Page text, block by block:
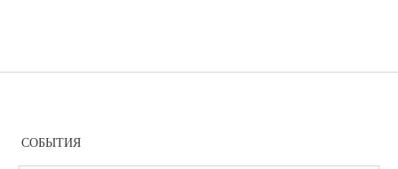
СОБЫТИЯ